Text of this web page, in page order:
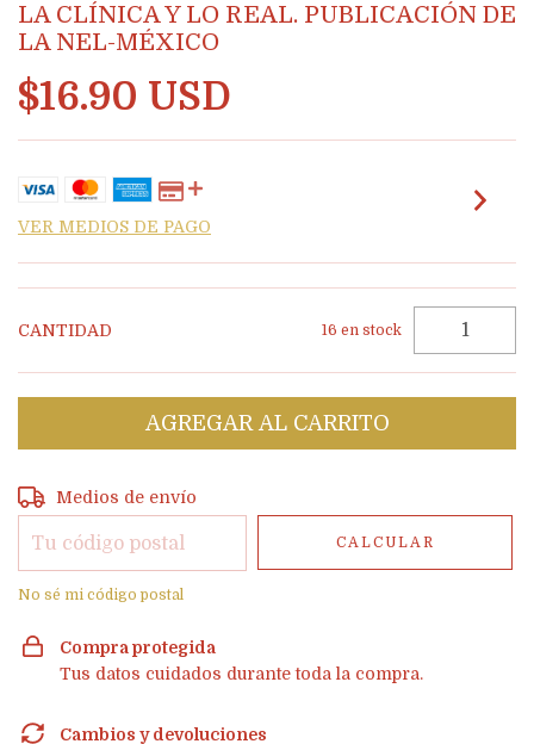
LA CLÍNICA Y LO REAL. PUBLICACIÓN DE
LA NEL-MÉXICO
$16.90 USD
VER MEDIOS DE PAGO
CANTIDAD 16 en stock
Entregas para el CP:
Medios de envío
CALCULAR
No sé mi código postal
Compra protegida
Tus datos cuidados durante toda la compra.
Cambios y devoluciones